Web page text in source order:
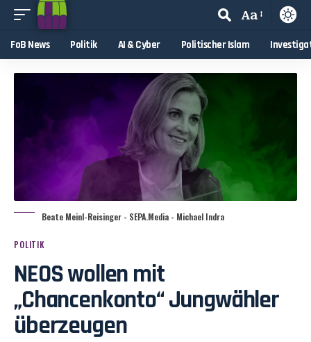
Aa
FoB News Politik AI & Cyber Politischer Islam
Beate Meinl-Reisinger - SEPA.Media - Michael Indra
POLITIK
NEOS wollen mit
„Chancenkonto“ Jungwähler
überzeugen